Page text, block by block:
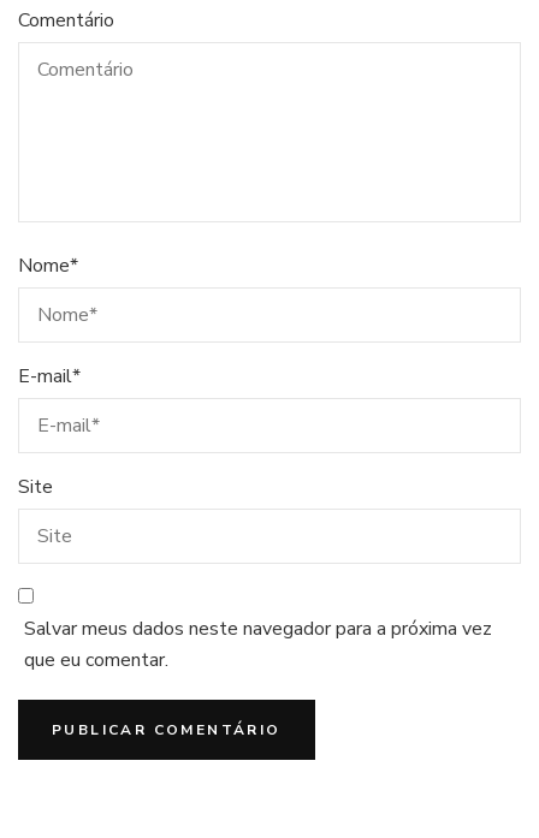
Comentário
Nome*
E-mail*
Site
Salvar meus dados neste navegador para a próxima vez
que eu comentar.